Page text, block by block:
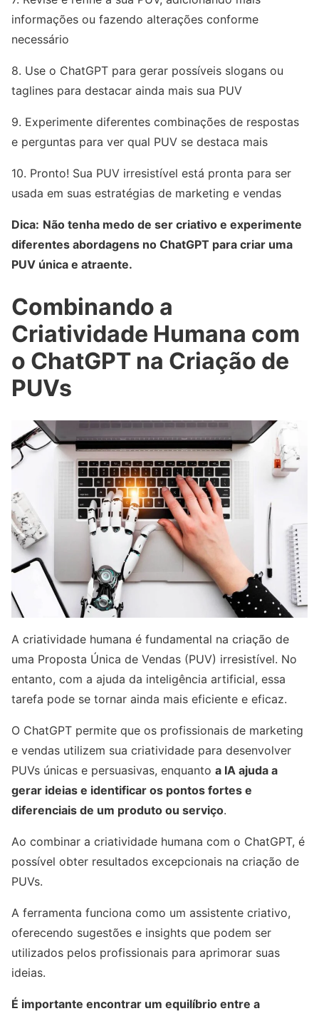
informações ou fazendo alterações conforme
necessário
8. Use o ChatGPT para gerar possíveis slogans ou
taglines para destacar ainda mais sua PUV
9. Experimente diferentes combinações de respostas
e perguntas para ver qual PUV se destaca mais
10. Pronto! Sua PUV irresistível está pronta para ser
usada em suas estratégias de marketing e vendas
Dica: Não tenha medo de ser criativo e experimente
diferentes abordagens no ChatGPT para criar uma
PUV única e atraente.
Combinando a
Criatividade Humana com
o ChatGPT na Criação de
PUVs
A criatividade humana é fundamental na criação de
uma Proposta Única de Vendas (PUV) irresistível. No
entanto, com a ajuda da inteligência artificial, essa
tarefa pode se tornar ainda mais eficiente e eficaz.
O ChatGPT permite que os profissionais de marketing
e vendas utilizem sua criatividade para desenvolver
PUVs únicas e persuasivas, enquanto a IA ajuda a
gerar ideias e identificar os pontos fortes e
diferenciais de um produto ou serviço.
Ao combinar a criatividade humana com o ChatGPT, é
possível obter resultados excepcionais na criação de
PUVs.
A ferramenta funciona como um assistente criativo,
oferecendo sugestões e insights que podem ser
utilizados pelos profissionais para aprimorar suas
ideias.
É importante encontrar um equilíbrio entre a